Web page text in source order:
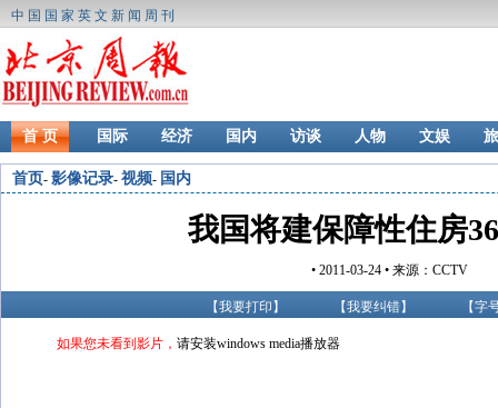
中国国家英文新闻周刊
首 页 国际 经济 国内 访谈 人物 文娱
首页- 影像记录- 视频- 国内
我国将建保障性住房
• 2011-03-24 • 来源：CCTV
【我要打印 】 【我要纠错】 【字
如果您未看到影片， 请安装windows media播放器